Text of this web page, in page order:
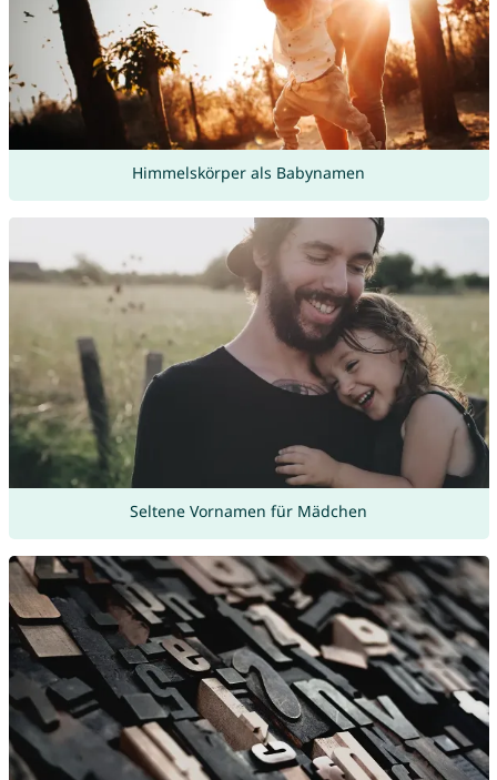
Himmelskörper als Babynamen
Seltene Vornamen für Mädchen